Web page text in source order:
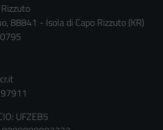
88841 - Isola di Capo Rizzuto (KR)
UFZEB5
Questi cookie
estesa per i